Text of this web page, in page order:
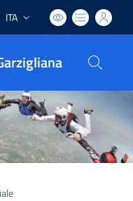
Lingua attiva:
ITA